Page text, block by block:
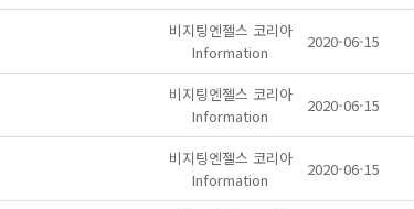
비지팅엔젤스 코리아
Information
2020-06-15
비지팅엔젤스 코리아
Information
2020-06-15
비지팅엔젤스 코리아
Information
2020-06-15